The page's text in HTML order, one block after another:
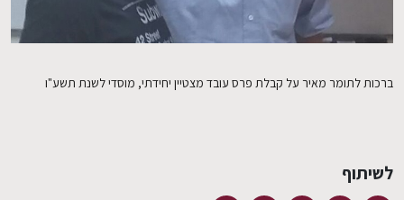
ברכות לתומר מאיר על קבלת פרס עובד מצטיין יחידתי, מוסדי לשנת תשע"ו
לשיתוף